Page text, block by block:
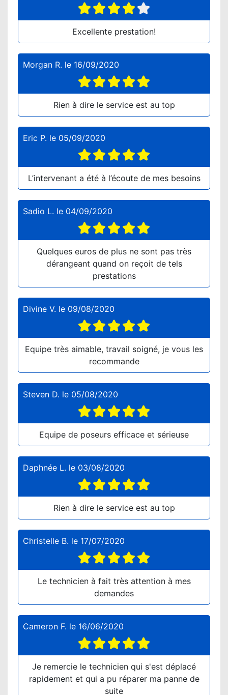
Excellente prestation!
Morgan R. le 16/09/2020
Rien à dire le service est au top
Eric P. le 05/09/2020
L’intervenant a été à l’écoute de mes besoins
Sadio L. le 04/09/2020
Quelques euros de plus ne sont pas très
dérangeant quand on reçoit de tels
prestations
Divine V. le 09/08/2020
Equipe très aimable, travail soigné, je vous les
recommande
Steven D. le 05/08/2020
Equipe de poseurs efficace et sérieuse
Daphnée L. le 03/08/2020
Rien à dire le service est au top
Christelle B. le 17/07/2020
Le technicien à fait très attention à mes
demandes
Cameron F. le 16/06/2020
Je remercie le technicien qui s'est déplacé
rapidement et qui a pu réparer ma panne de
suite